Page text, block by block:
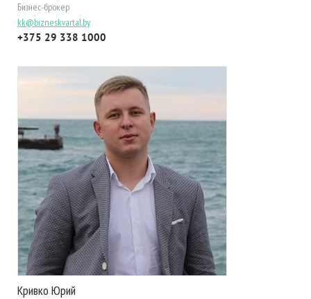
Бизнес-брокер
kk@bizneskvartal.by
+375 29 338 1000
Кривко Юрий